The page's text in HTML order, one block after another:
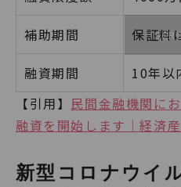
補助期間 保証料
融資期間
10年以
【引用】 民間金融機関に
融資を開始します｜経済
新型コロナウイ